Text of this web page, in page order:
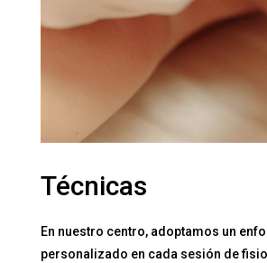
Técnicas
En nuestro centro, adoptamos un
personalizado en cada sesión de